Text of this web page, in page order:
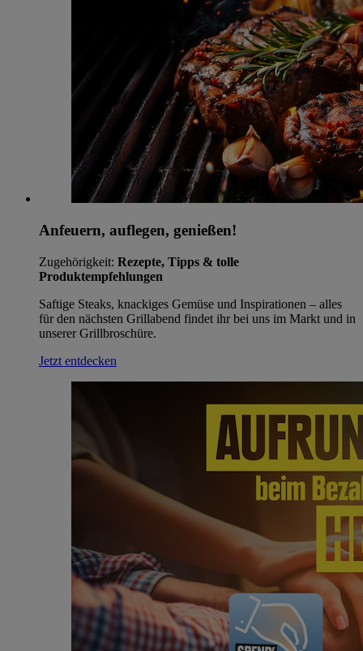
Anfeuern, auflegen, genießen!
Zugehörigkeit: Rezepte, Tipps & tolle
Produktempfehlungen
Saftige Steaks, knackiges Gemüse und Inspirationen – alles
für den nächsten Grillabend findet ihr bei uns im Markt und in
unserer Grillbroschüre.
Jetzt entdecken